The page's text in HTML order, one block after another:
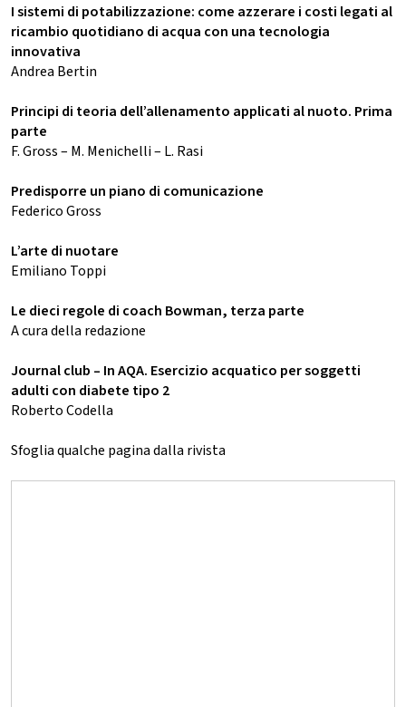
I sistemi di potabilizzazione: come azzerare i costi legati al
ricambio quotidiano di acqua con una tecnologia
innovativa
Andrea Bertin
Principi di teoria dell’allenamento applicati al nuoto. Prima
parte
F. Gross – M. Menichelli – L. Rasi
Predisporre un piano di comunicazione
Federico Gross
L’arte di nuotare
Emiliano Toppi
Le dieci regole di coach Bowman, terza parte
A cura della redazione
Journal club – In AQA. Esercizio acquatico per soggetti
adulti con diabete tipo 2
Roberto Codella
Sfoglia qualche pagina dalla rivista